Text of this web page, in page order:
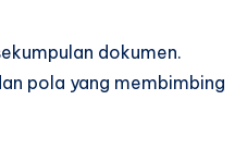
dokumen.
pola yang membimbing